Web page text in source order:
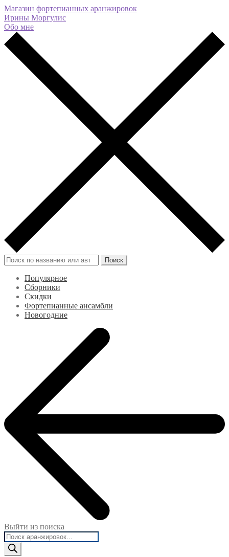
Магазин фортепианных аранжировок
Ирины Моргулис
Обо мне
Искать: Поиск
Популярное
Сборники
Скидки
Фортепианные ансамбли
Новогодние
Выйти из поиска
Поиск
товаров